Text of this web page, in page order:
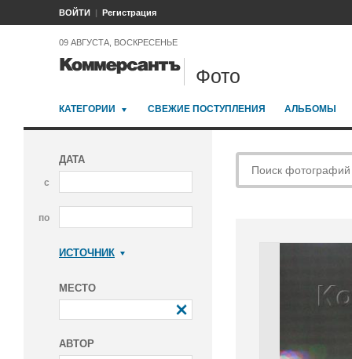
ВОЙТИ Регистрация
09 АВГУСТА, ВОСКРЕСЕНЬЕ
Фото
КАТЕГОРИИ СВЕЖИЕ ПОСТУПЛЕНИЯ АЛЬБОМЫ
ДАТА
с
по
ИСТОЧНИК
МЕСТО
АВТОР